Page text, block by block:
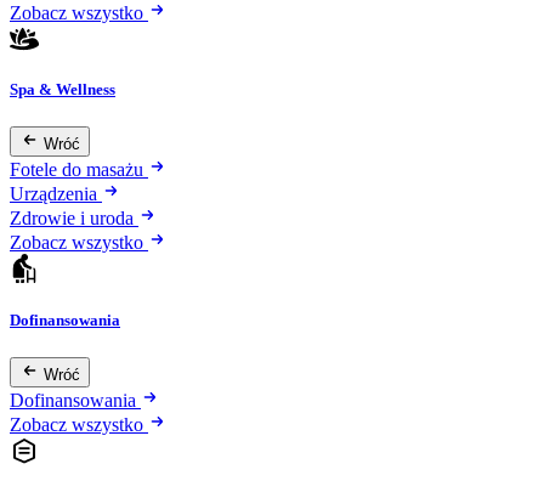
Zobacz wszystko
Spa & Wellness
Wróć
Fotele do masażu
Urządzenia
Zdrowie i uroda
Zobacz wszystko
Dofinansowania
Wróć
Dofinansowania
Zobacz wszystko